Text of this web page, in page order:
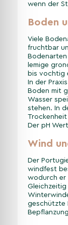
wenn der
Boden
Viele
fruchtbar
lemige
bis vochtig
In der
Boden mit
Wasser
stehen. In
Der pH
Wind
Der
windfest
wodurch er
geschützte